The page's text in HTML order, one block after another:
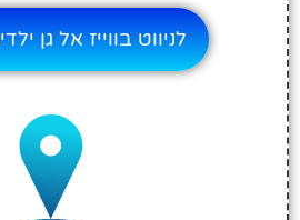
לניווט בווייז אל גן